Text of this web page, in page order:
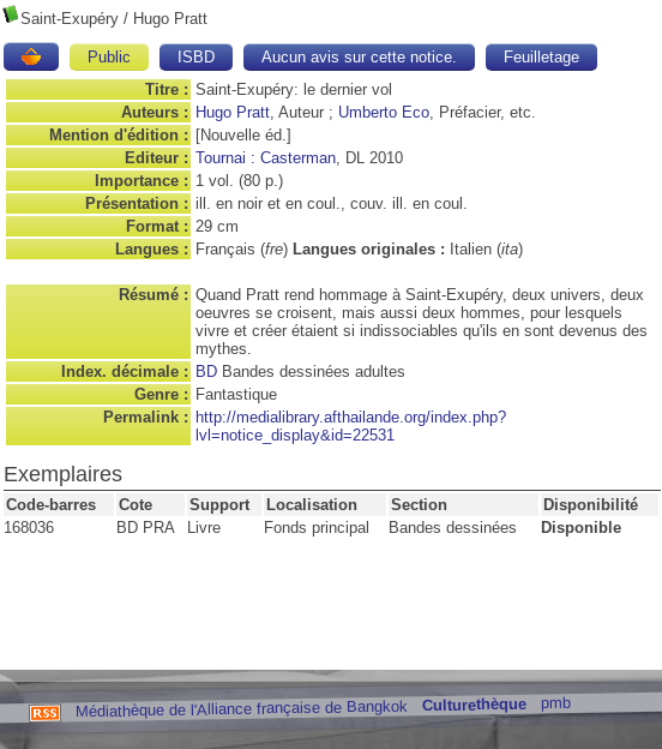
Saint-Exupéry / Hugo Pratt
Public ISBD Aucun avis sur cette notice.
Feuilletage
Titre : Saint-Exupéry: le dernier vol
Auteurs : Hugo Pratt, Auteur ; Umberto Eco, Préfacier, etc.
Mention d'édition : [Nouvelle éd.]
Editeur : Tournai : Casterman, DL 2010
Importance : 1 vol. (80 p.)
Présentation : ill. en noir et en coul., couv. ill. en coul.
Format : 29 cm
Langues : Français (fre) Langues originales : Italien (ita)
Résumé : Quand Pratt rend hommage à Saint-Exupéry, deux univers, deux
oeuvres se croisent, mais aussi deux hommes, pour lesquels
vivre et créer étaient si indissociables qu'ils en sont devenus des
mythes.
Index. décimale : BD Bandes dessinées adultes
Genre : Fantastique
Permalink : http://medialibrary.afthailande.org/index.php?
lvl=notice_display&id=22531
Exemplaires
Code-barres Cote Support Localisation Section
Disponibilité
168036
BD PRA Livre Fonds principal Bandes dessinées Disponible
Médiathèque de l'Alliance française de Bangkok Culturethèque pmb